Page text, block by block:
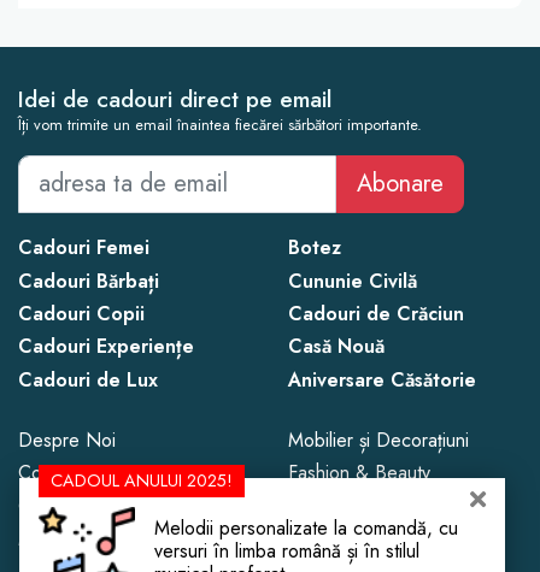
Idei de cadouri direct pe email
Îți vom trimite un email înaintea fiecărei sărbători importante.
Abonare
Cadouri Femei
Cadouri Bărbați
Cadouri Copii
Cadouri Experiențe
Cadouri de Lux
Botez
Cununie Civilă
Cadouri de Crăciun
Casă Nouă
Aniversare Căsătorie
Despre Noi
Contact
Confidențialitate
Magazine de Cadouri
Mobilier și Decorațiuni
Fashion & Beauty
CADOUL ANULUI 2025!
Melodii personalizate la comandă, cu
versuri în limba română și în stilul